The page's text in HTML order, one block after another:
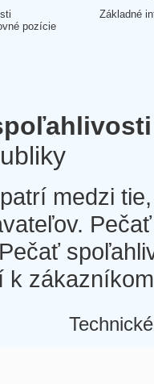
pozície
Základné
medzi
k